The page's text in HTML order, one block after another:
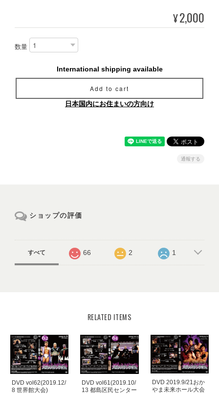
¥2,000
数量
International shipping available
Add to cart
日本国内にお住まいの方向け
通報する
ショップの評価
すべて 66 2 1
RELATED ITEMS
DVD vol62(2019.12/
8 世界館大会)
DVD vol61(2019.10/
13 都島区民センター
DVD 2019.9/21おか
やま未来ホール大会